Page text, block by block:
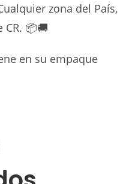
zona del País,
📦🚚
en su empaque